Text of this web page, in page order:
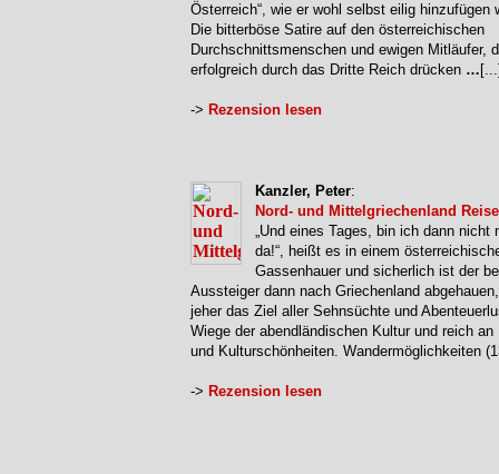
Österreich“, wie er wohl selbst eilig hinzufügen
Die bitterböse Satire auf den österreichischen
Durchschnittsmenschen und ewigen Mitläufer,
erfolgreich durch das Dritte Reich drücken …
-> Rezension lesen
Kanzler, Peter:
Nord- und Mittelgriechenland
„Und eines Tages, bin ich dann nicht
da!“, heißt es in einem
Gassenhauer und sicherlich ist der
Aussteiger dann nach Griechenland
jeher das Ziel aller Sehnsüchte und
Wiege der abendländischen Kultur und reich an
und Kulturschönheiten. Wandermöglichkeiten
-> Rezension lesen